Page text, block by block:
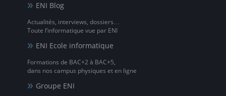
ENI Blog
Actualités, interviews, dossiers…
Toute l’informatique vue par ENI
ENI Ecole informatique
Formations de BAC+2 à BAC+5,
dans nos campus physiques et en ligne
Groupe ENI